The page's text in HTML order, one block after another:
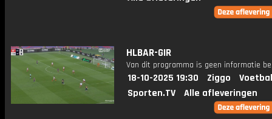
HLBAR-GIR
Van dit programma is geen informatie
18-10-2025 19:30 Ziggo
Sporten.TV
Alle afleveringen